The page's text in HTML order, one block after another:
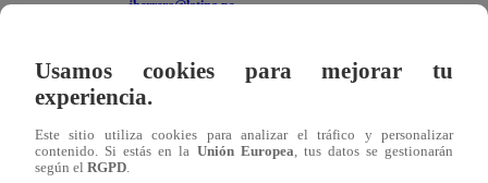
jherrera@latina.pe
Empieza un nuevo ciclo en la cocina del programa.
abandonar la competencia,luego de no impresionar al
noticia a los participantes.
Usamos cookies para mejorar tu
experiencia.
Este sitio utiliza cookies para analizar el tráfico y personalizar
contenido. Si estás en la Unión Europea, tus datos se gestionarán
según el RGPD.